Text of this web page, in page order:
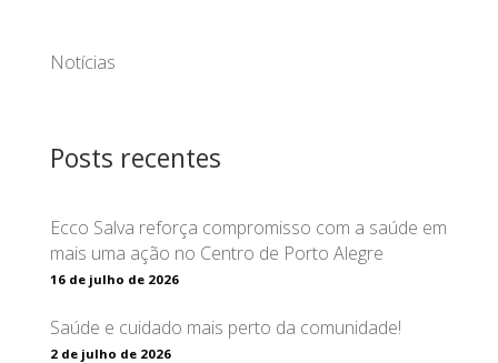
Notícias
Posts recentes
Ecco Salva reforça compromisso com a saúde em
mais uma ação no Centro de Porto Alegre
16 de julho de 2026
Saúde e cuidado mais perto da comunidade!
2 de julho de 2026